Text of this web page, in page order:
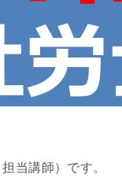
担当講師）です。